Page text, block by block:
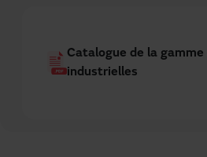
Catalogue de la
industrielles